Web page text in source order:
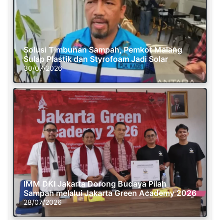
Solusi Timbunan Sampah, Pemkot Malang
Sulap Plastik dan Styrofoam Jadi Solar
30/07/2026
IMM DKI Jakarta Dorong Budaya Pilah
Sampah melalui Jakarta Green Academy 2026
28/07/2026